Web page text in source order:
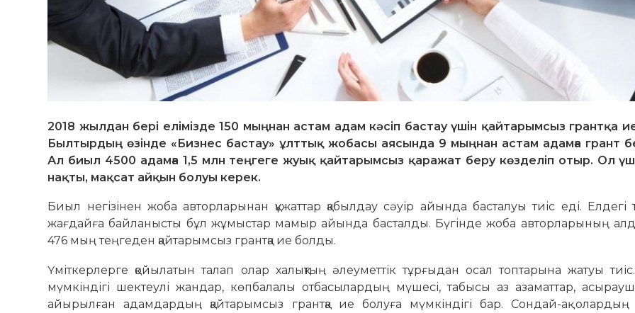
2018 жылдан бері елімізде 150 мыңнан астам адам кәсіп бастау үшін қайтарымсыз грантқа ие
Былтырдың өзінде «Бизнес бастау» ұлттық жобасы аясында 9 мыңнан астам адамға грант
Ал биыл 4500 адамға 1,5 млн теңгеге жуық қайтарымсыз қаражат беру көзделіп отыр. Ол
нақты, мақсат айқын болуы керек.
Биыл негізінен жоба авторларынан құжаттар қабылдау сәуір айында басталуы тиіс еді. Елдегі
жағдайға байланысты бұл жұмыстар мамыр айында басталды. Бүгінде жоба авторларының
476 мың теңгеден қайтарымсыз грантқа ие болды.
Үміткерлерге қойылатын талап олар халықтың әлеуметтік тұрғыдан осал топтарына жатуы
мүмкіндігі шек­теулі жандар, көпбалалы отбасылардың мүшесі, табысы аз азаматтар,
айырылған адамдардың қайта­рымсыз грантқа ие болуға мүмкіндігі бар. Сондай-ақ олардың